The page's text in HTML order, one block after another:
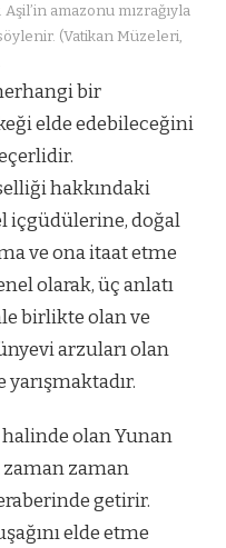
amazonu mızrağıyla
(Vatikan Müzeleri,
bir
elde edebileceğini
hakkındaki
içgüdülerine, doğal
ve ona itaat etme
olarak, üç anlatı
birlikte olan ve
arzuları olan
halinde olan Yunan
zaman
getirir.
elde etme